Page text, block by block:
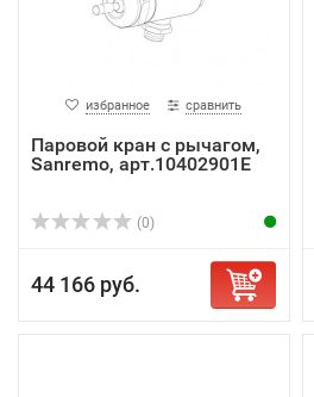
избранное сравнить
Паровой кран с рычагом,
Sanremo, арт.10402901E
(0)
44 166 руб.